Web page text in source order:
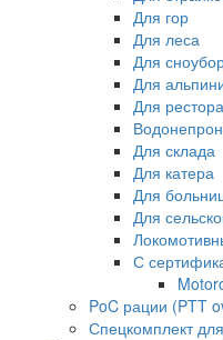
Для гор
Для леса
Для
Для
Для
Для склада
Для катера
Для
Для
С
PoC рации (PTT
Спецкомплект